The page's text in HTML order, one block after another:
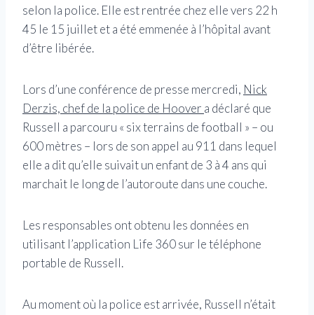
selon la police. Elle est rentrée chez elle vers 22 h
45 le 15 juillet et a été emmenée à l’hôpital avant
d’être libérée.
Lors d’une conférence de presse mercredi, Nick
Derzis, chef de la police de Hoover a déclaré que
Russell a parcouru « six terrains de football » – ou
600 mètres – lors de son appel au 911 dans lequel
elle a dit qu’elle suivait un enfant de 3 à 4 ans qui
marchait le long de l’autoroute dans une couche.
Les responsables ont obtenu les données en
utilisant l’application Life 360 ​​sur le téléphone
portable de Russell.
Au moment où la police est arrivée, Russell n’était